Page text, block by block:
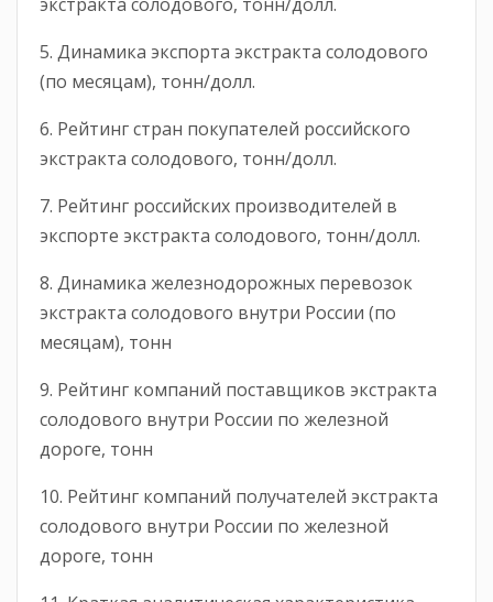
экстракта солодового, тонн/долл.
5. Динамика экспорта экстракта солодового
(по месяцам), тонн/долл.
6. Рейтинг стран покупателей российского
экстракта солодового, тонн/долл.
7. Рейтинг российских производителей в
экспорте экстракта солодового, тонн/долл.
8. Динамика железнодорожных перевозок
экстракта солодового внутри России (по
месяцам), тонн
9. Рейтинг компаний поставщиков экстракта
солодового внутри России по железной
дороге, тонн
10. Рейтинг компаний получателей экстракта
солодового внутри России по железной
дороге, тонн